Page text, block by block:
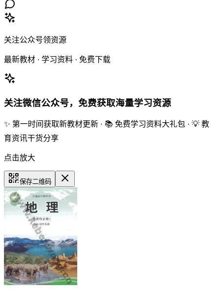
关注公众号领资源
最新教材 · 学习资料 · 免费下载
关注微信公众号，免费获取海量学习资源
✨ 第一时间获取新教材更新 · 📚 免费学习资料大礼包 · 💡 教
育资讯干货分享
点击放大
保存二维码